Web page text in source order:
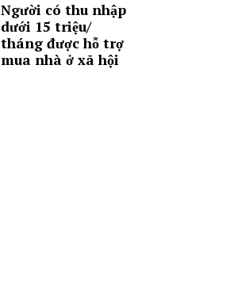
Người có thu nhập
dưới 15 triệu/
tháng được hỗ trợ
mua nhà ở xã hội